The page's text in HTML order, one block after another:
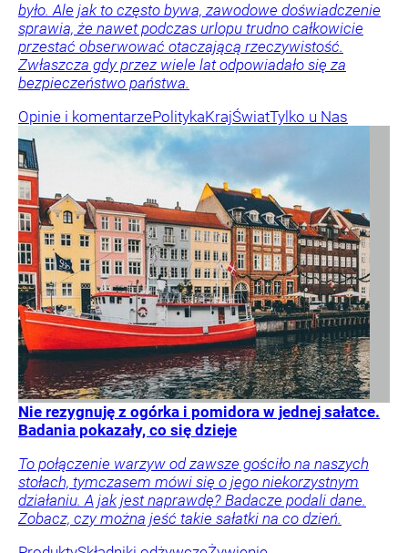
było. Ale jak to często bywa, zawodowe doświadczenie
sprawia, że nawet podczas urlopu trudno całkowicie
przestać obserwować otaczającą rzeczywistość.
Zwłaszcza gdy przez wiele lat odpowiadało się za
bezpieczeństwo państwa.
Opinie i komentarzePolitykaKrajŚwiatTylko u Nas
Nie rezygnuję z ogórka i pomidora w jednej sałatce.
Badania pokazały, co się dzieje
To połączenie warzyw od zawsze gościło na naszych
stołach, tymczasem mówi się o jego niekorzystnym
działaniu. A jak jest naprawdę? Badacze podali dane.
Zobacz, czy można jeść takie sałatki na co dzień.